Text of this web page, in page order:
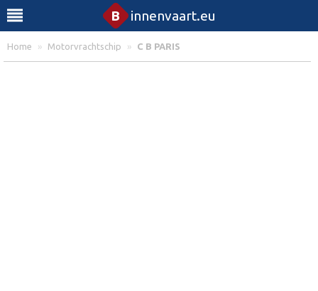
B innenvaart.eu
Home » Motorvrachtschip » C B PARIS